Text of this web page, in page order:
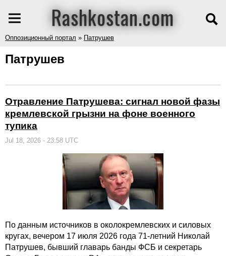
Rashkostan.com
Оппозиционный портал » Патрушев
Патрушев
Отравление Патрушева: сигнал новой фазы
кремлевской грызни на фоне военного
тупика
Jul 18, 2026 - 23:58 UTC
По данным источников в околокремлевских и силовых
кругах, вечером 17 июля 2026 года 71-летний Николай
Патрушев, бывший главарь банды ФСБ и секретарь